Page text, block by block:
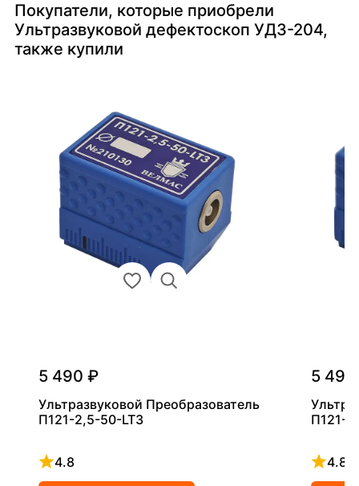
Покупатели, которые приобрели
Ультразвуковой дефектоскоп УД3-204,
также купили
5 490 ₽
Ультразвуковой Преобразователь
П121-2,5-50-LT3
4.8
Рейтинг 4.8 из 5
5
П121-
4.8